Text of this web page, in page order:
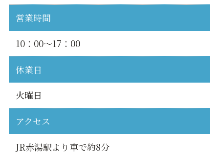
営業時間
10：00～17：00
休業日
火曜日
アクセス
JR赤湯駅より車で約8分